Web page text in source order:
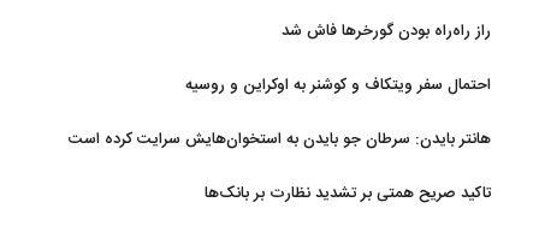
سوخت‌رسانی به فرسوده‌ها
راز راه‌راه بودن گورخرها فاش شد
احتمال سفر ویتکاف و کوشنر به اوکراین و روسیه
هانتر بایدن: سرطان جو بایدن به استخوان‌هایش سرایت کرده است
تاکید صریح همتی بر تشدید نظارت بر بانک‌ها